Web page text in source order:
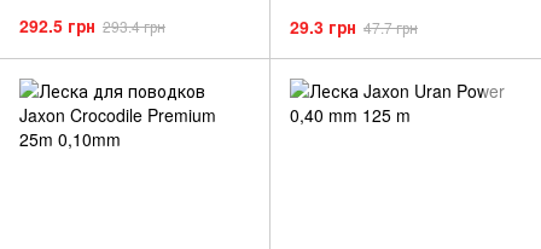
292.5 грн 293.4 грн 29.3 грн 47.7 грн